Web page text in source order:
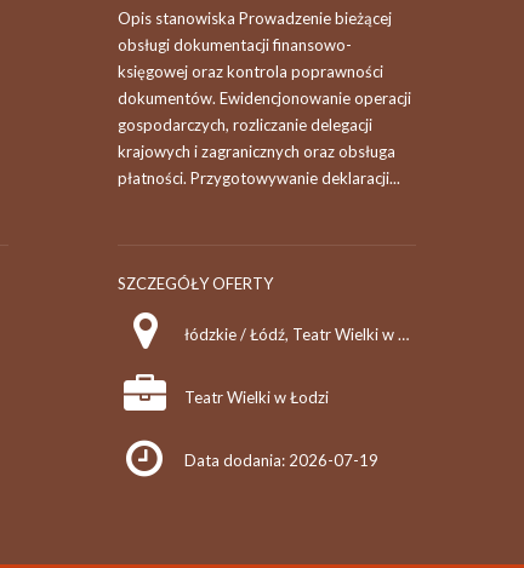
Opis stanowiska Prowadzenie bieżącej
obsługi dokumentacji finansowo-
księgowej oraz kontrola poprawności
dokumentów. Ewidencjonowanie operacji
gospodarczych, rozliczanie delegacji
krajowych i zagranicznych oraz obsługa
płatności. Przygotowywanie deklaracji...
SZCZEGÓŁY OFERTY
łódzkie / Łódź, Teatr Wielki w Łodzi
Teatr Wielki w Łodzi
Data dodania: 2026-07-19